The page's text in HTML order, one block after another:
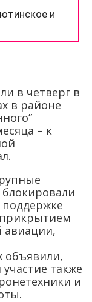
в четверг в
в районе
– к
авиации,
объявили,
также
и